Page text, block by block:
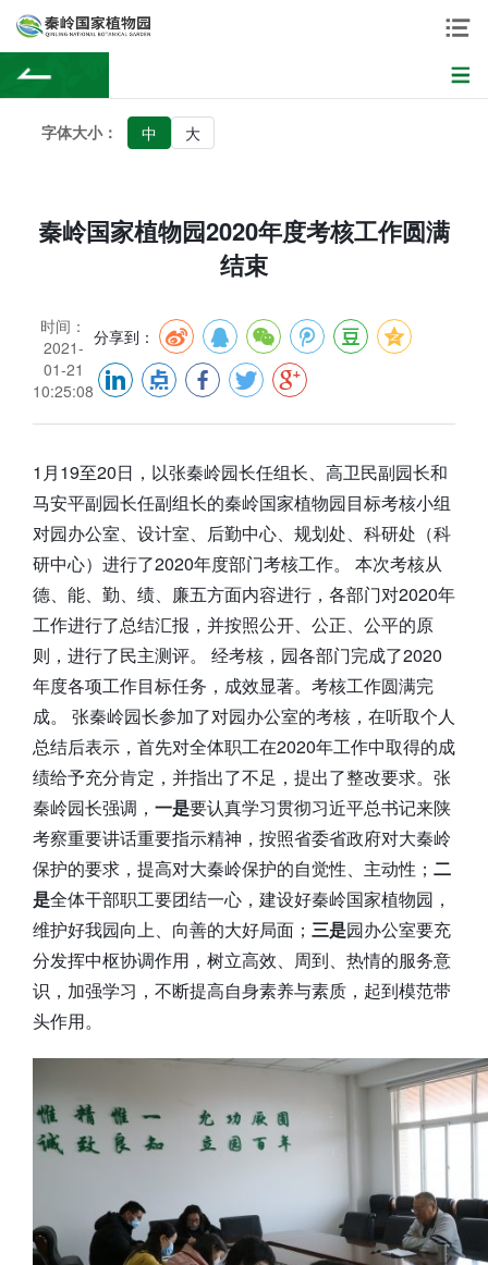
字体大小： 中 大
秦岭国家植物园2020年度考核工作圆满
结束
时间：
2021-
01-21
10:25:08
分享到：
1月19至20日，以张秦岭园长任组长、高卫民副园长和
马安平副园长任副组长的秦岭国家植物园目标考核小组
对园办公室、设计室、后勤中心、规划处、科研处（科
研中心）进行了2020年度部门考核工作。 本次考核从
德、能、勤、绩、廉五方面内容进行，各部门对2020年
工作进行了总结汇报，并按照公开、公正、公平的原
则，进行了民主测评。 经考核，园各部门完成了2020
年度各项工作目标任务，成效显著。考核工作圆满完
成。 张秦岭园长参加了对园办公室的考核，在听取个人
总结后表示，首先对全体职工在2020年工作中取得的成
绩给予充分肯定，并指出了不足，提出了整改要求。张
秦岭园长强调， 一是要认真学习贯彻习近平总书记来陕
考察重要讲话重要指示精神，按照省委省政府对大秦岭
保护的要求，提高对大秦岭保护的自觉性、主动性； 二
是全体干部职工要团结一心，建设好秦岭国家植物园，
维护好我园向上、向善的大好局面； 三是园办公室要充
分发挥中枢协调作用，树立高效、周到、热情的服务意
识，加强学习，不断提高自身素养与素质，起到模范带
头作用。